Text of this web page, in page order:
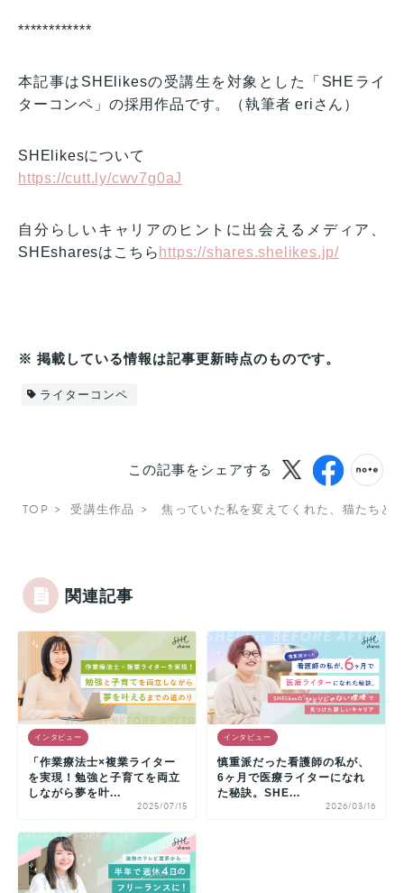
************
本記事はSHElikesの受講生を対象とした「SHEライ
ターコンペ」の採用作品です。（執筆者 eriさん）
SHElikesについて
https://cutt.ly/cwv7g0aJ
自分らしいキャリアのヒントに出会えるメディア、
SHEsharesはこちら https://shares.shelikes.jp/
※ 掲載している情報は記事更新時点のものです。
ライターコンペ
この記事をシェアする
TOP 受講生作品 焦っていた私を変えてくれた、猫たちと
関連記事
インタビュー
「作業療法士×複業ライター
を実現！勉強と子育てを両立
しながら夢を叶...
2025/07/15
インタビュー
慎重派だった看護師の私が、
6ヶ月で医療ライターになれ
た秘訣。SHE...
2026/03/16